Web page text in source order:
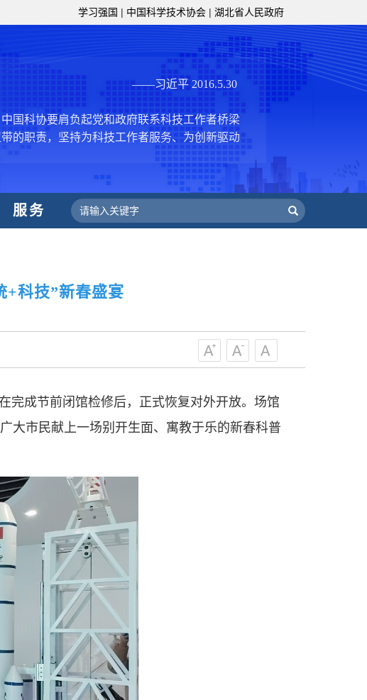
学习强国 | 中国科学技术协会 | 湖北省人民政府
争先行动，促进科技繁荣发展，促进科学普及和
，真正成为党领导下团结联系广大科技工作者的
团体，成为科技创新的重要力量。
——习近平 2016.5.30
科协要肩负起党和政府联系科技工作者桥梁
带的职责，坚持为科技工作者服务、为创新驱动
务、为提高全民科学素质服务、为党和政府科
策服务，更广泛地把广大科技工作者团结在党的
，弘扬科学家精神，涵养优良学风。要坚持面向
面向未来，增进对国际科技界的开放、信任、
为全面建设社会主义现代化国家、推动构建人
共同体作出更大贡献。 ——习近平 2021.5.28
动发展服务、为提高全民科学素质服务、为党
科学决策服务的职责定位,推动开放型、枢纽
广大科技工作者积极进军科技创新，组织开展
争先行动，促进科技繁荣发展，促进科学普及和
真正成为党领导下团结联系广大科技工作者的
——习近平 2016.5.30
务、为提高全民科学素质服务、为党和政府科
服务，更广泛地把广大科技工作者团结在党的
弘扬科学家精神，涵养优良学风。要坚持面向
、面向未来，增进对国际科技界的开放、信任、
，为全面建设社会主义现代化国家、推动构建人
运共同体作出更大贡献。
服务
科技”新春盛宴
完成节前闭馆检修后，正式恢复对外开放。场馆
大市民献上一场别开生面、寓教于乐的新春科普